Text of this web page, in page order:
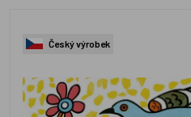
Český výrobek